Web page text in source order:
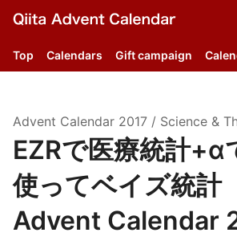
Top Calendars Gift campaign
Advent Calendar 2017 / Science &
EZRで医療統計+α
使ってベイズ統計
Advent Calendar